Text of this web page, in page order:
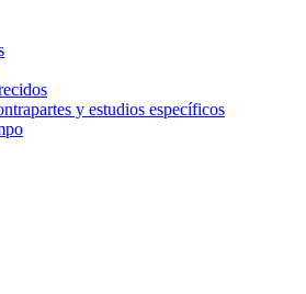
y estudios específicos